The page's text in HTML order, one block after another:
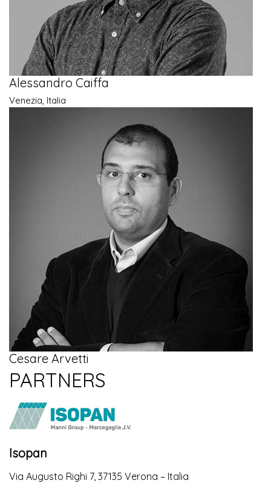
Alessandro Caiffa
Venezia, Italia
Cesare Arvetti
PARTNERS
Isopan
Via Augusto Righi 7, 37135 Verona – Italia